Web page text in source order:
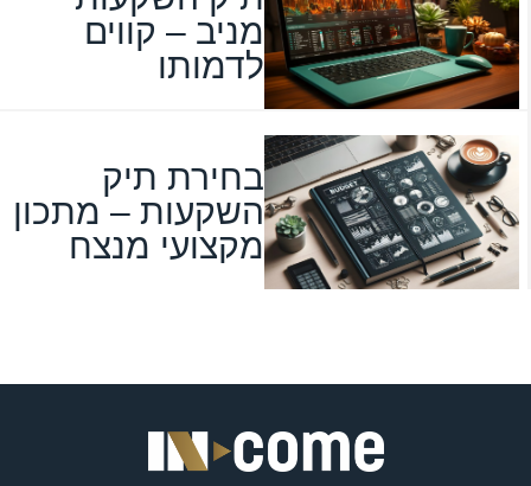
מניב – קווים
לדמותו
בחירת תיק
השקעות – מתכון
מקצועי מנצח